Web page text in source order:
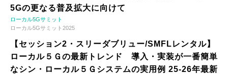
5Gの更なる普及拡大に向けて
ローカル5Gサミット
ローカル5Gサミット2025
【セッション2・スリーダブリュー/SMFLレンタル】
ローカル５Ｇの最新トレンド 導入・実装が一番簡単
なシン・ローカル５Ｇシステムの実用例 25-26年最新